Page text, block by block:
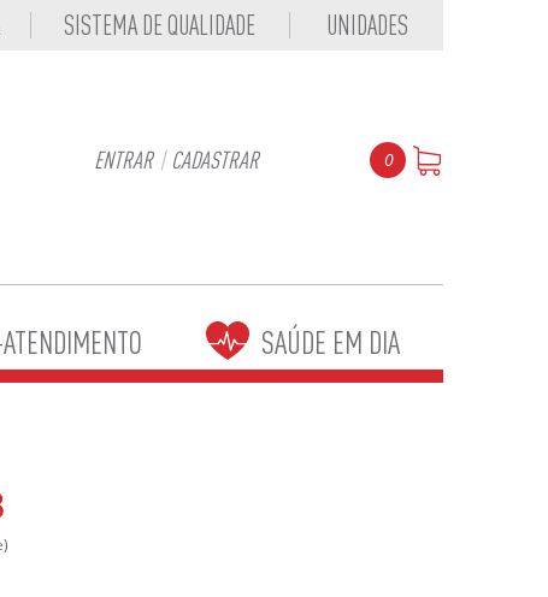
SISTEMA DE QUALIDADE UNIDADES
ENTRAR | CADASTRAR 0
SAÚDE EM DIA